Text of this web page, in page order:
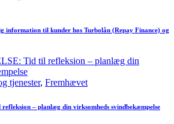
information til kunder hos Turbolån (Repay Finance) og
tjenester, Fremhævet
– planlæg din virksomheds svindbekæmpelse